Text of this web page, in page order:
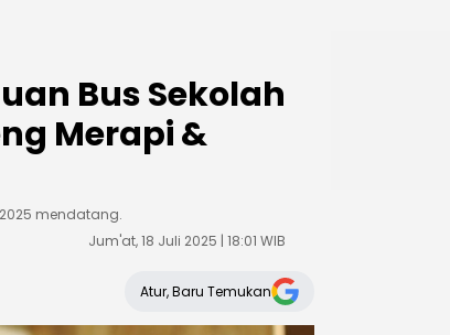
Bus Sekolah
Merapi &
mendatang.
Jum'at, 18 Juli 2025 | 18:01 WIB
Atur, Baru Temukan